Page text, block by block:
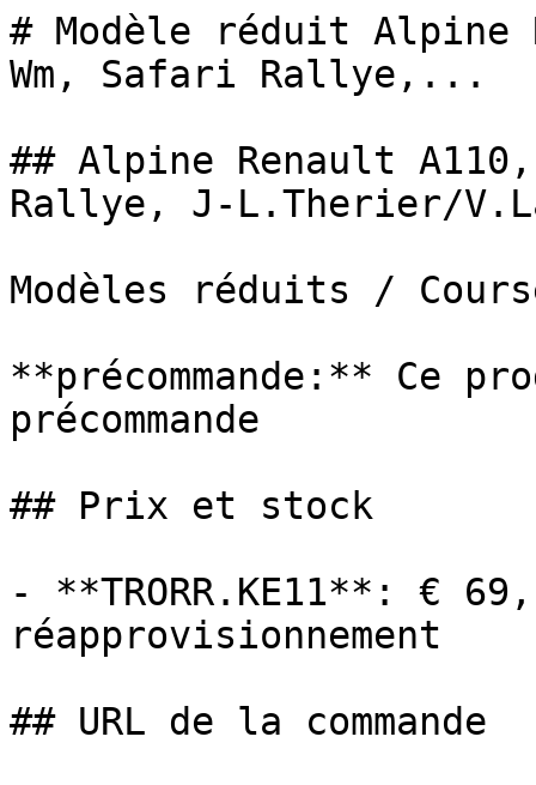
# Modèle réduit Alpine
Wm, Safari Rallye,...
## Alpine Renault
Rallye, J-L.Therier/
Modèles réduits /
**précommande:** Ce
précommande
## Prix et stock
- **TRORR.KE11**: €
réapprovisionnement
## URL de la commande